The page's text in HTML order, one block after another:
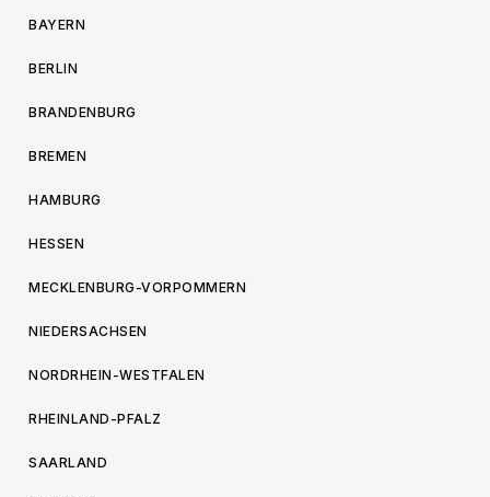
BAYERN
BERLIN
BRANDENBURG
BREMEN
HAMBURG
HESSEN
MECKLENBURG-VORPOMMERN
NIEDERSACHSEN
NORDRHEIN-WESTFALEN
RHEINLAND-PFALZ
SAARLAND